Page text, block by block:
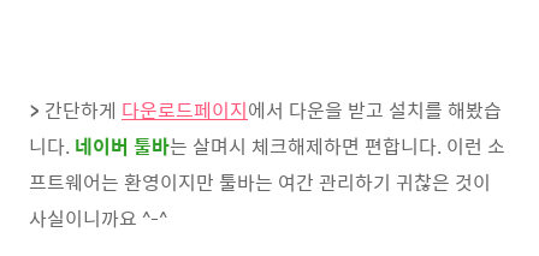
> 간단하게 다운로드페이지에서 다운을 받고 설치를 해봤습
니다. 네이버 툴바는 살며시 체크해제하면 편합니다. 이런 소
프트웨어는 환영이지만 툴바는 여간 관리하기 귀찮은 것이
사실이니까요 ^-^